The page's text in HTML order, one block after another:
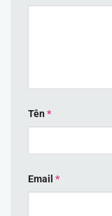
Tên *
Email *